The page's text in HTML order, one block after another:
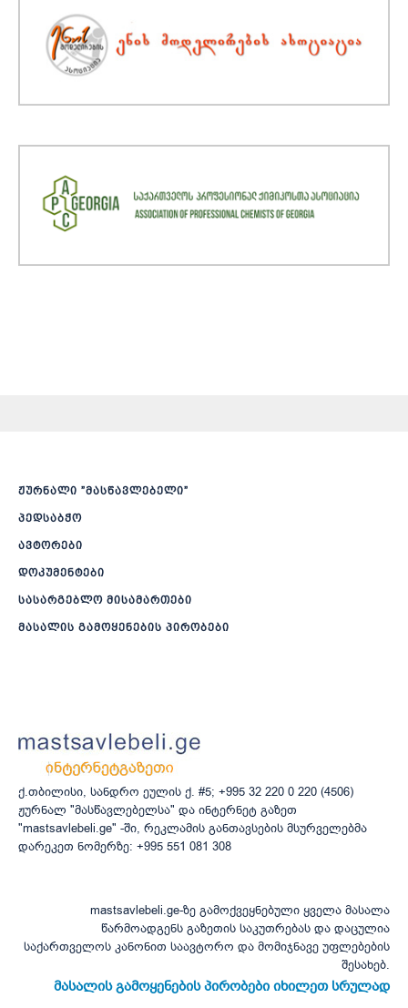
ჟურნალი ”მასწავლებელი”
პედსაბჭო
ავტორები
დოკუმენტები
სასარგებლო მისამართები
მასალის გამოყენების პირობები
ქ.თბილისი, სანდრო ეულის ქ. #5; +995 32 220 0 220 (4506)
ჟურნალ "მასწავლებელსა" და ინტერნეტ გაზეთ
"mastsavlebeli.ge" -ში, რეკლამის განთავსების მსურველებმა
დარეკეთ ნომერზე: +995 551 081 308
mastsavlebeli.ge-ზე გამოქვეყნებული ყველა მასალა
წარმოადგენს გაზეთის საკუთრებას და დაცულია
საქართველოს კანონით საავტორო და მომიჯნავე უფლებების
შესახებ.
მასალის გამოყენების პირობები იხილეთ სრულად